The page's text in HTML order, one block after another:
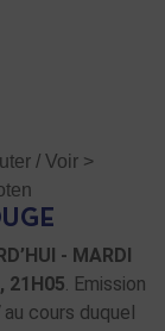
/ Voir >
- MARDI
21H05. Emission
au cours duquel